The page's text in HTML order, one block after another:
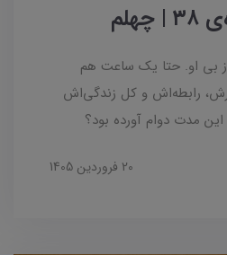
بی او. حتا یک ساعت هم
رابطه‌اش و کل زندگی‌اش
مدت دوام آورده بود؟
20 فروردین 1405